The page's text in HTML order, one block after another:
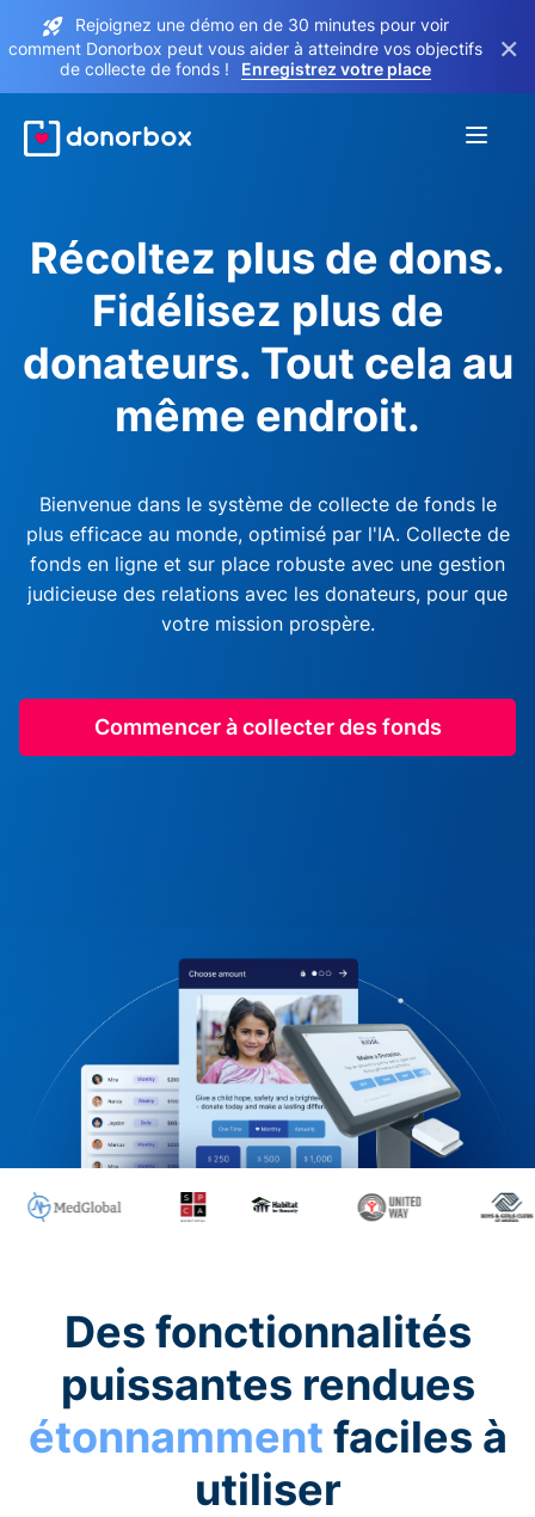
Rejoignez une démo en de 30 minutes pour voir
comment Donorbox peut vous aider à atteindre vos objectifs
de collecte de fonds !
Enregistrez votre place
×
Récoltez plus de dons.
Fidélisez plus de
donateurs. Tout cela au
même endroit.
Bienvenue dans le système de collecte de fonds le
plus efficace au monde, optimisé par l'IA. Collecte de
fonds en ligne et sur place robuste avec une gestion
judicieuse des relations avec les donateurs, pour que
votre mission prospère.
Commencer à collecter des fonds
Des fonctionnalités
puissantes rendues
étonnamment faciles à
utiliser